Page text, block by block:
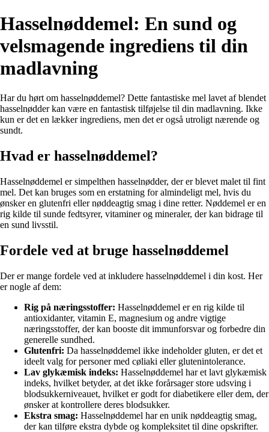
Hasselnøddemel: En sund og
velsmagende ingrediens til din
madlavning
Har du hørt om hasselnøddemel? Dette fantastiske mel lavet af blendet
hasselnødder kan være en fantastisk tilføjelse til din madlavning. Ikke
kun er det en lækker ingrediens, men det er også utroligt nærende og
sundt.
Hvad er hasselnøddemel?
Hasselnøddemel er simpelthen hasselnødder, der er blevet malet til fint
mel. Det kan bruges som en erstatning for almindeligt mel, hvis du
ønsker en glutenfri eller nøddeagtig smag i dine retter. Nøddemel er en
rig kilde til sunde fedtsyrer, vitaminer og mineraler, der kan bidrage til
en sund livsstil.
Fordele ved at bruge hasselnøddemel
Der er mange fordele ved at inkludere hasselnøddemel i din kost. Her
er nogle af dem:
Rig på næringsstoffer: Hasselnøddemel er en rig kilde til
antioxidanter, vitamin E, magnesium og andre vigtige
næringsstoffer, der kan booste dit immunforsvar og forbedre din
generelle sundhed.
Glutenfri: Da hasselnøddemel ikke indeholder gluten, er det et
ideelt valg for personer med cøliaki eller glutenintolerance.
Lav glykæmisk indeks: Hasselnøddemel har et lavt glykæmisk
indeks, hvilket betyder, at det ikke forårsager store udsving i
blodsukkerniveauet, hvilket er godt for diabetikere eller dem, der
ønsker at kontrollere deres blodsukker.
Ekstra smag: Hasselnøddemel har en unik nøddeagtig smag,
der kan tilføre ekstra dybde og kompleksitet til dine opskrifter.